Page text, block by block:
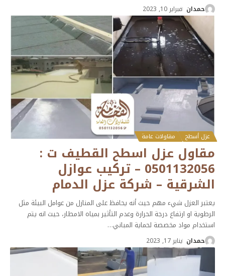
حمدان فبراير 10, 2023
عزل أسطح مقاولات عامة
مقاول عزل اسطح القطيف ت :
0501132056 – تركيب عوازل
الشرقية – شركة عزل الدمام
يعتبر العزل شيء مهم حيث أنه يحافظ على المنازل من عوامل البيئة مثل
الرطوية او ارتفاع درجة الحرارة وعدم التأثير بمياه الامطار، حيث انه يتم
استخدام مواد مخصصة لحماية المباني…
حمدان يناير 17, 2023